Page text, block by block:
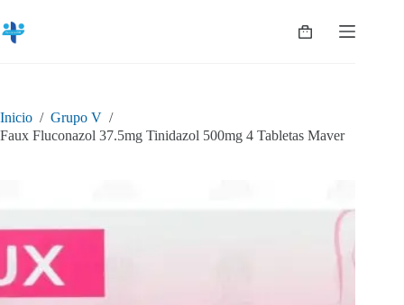
al
contenido
Shopping
Inicio / Grupo V /
Faux Fluconazol 37.5mg Tinidazol 500mg 4 Tabletas Maver